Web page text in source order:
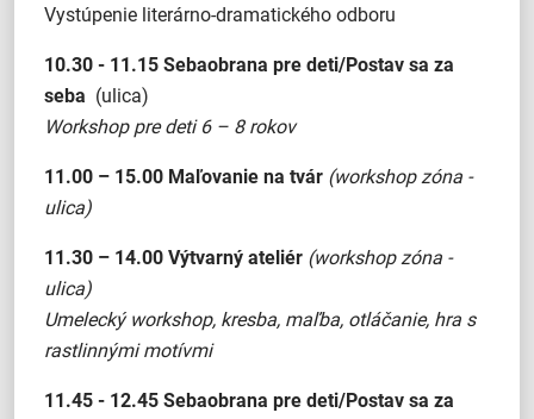
Vystúpenie literárno-dramatického odboru
10.30 - 11.15 Sebaobrana pre deti/Postav sa za
seba (ulica)
Workshop pre deti 6 – 8 rokov
11.00 – 15.00 Maľovanie na tvár (workshop zóna -
ulica)
11.30 – 14.00 Výtvarný ateliér (workshop zóna -
ulica)
Umelecký workshop, kresba, maľba, otláčanie, hra s
rastlinnými motívmi
11.45 - 12.45 Sebaobrana pre deti/Postav sa za